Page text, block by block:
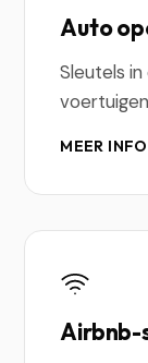
Auto
Sleutels
MEER INFO